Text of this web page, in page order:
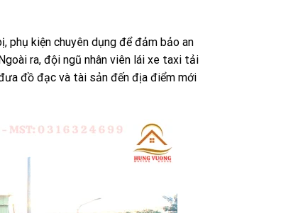
kiện chuyên dụng để đảm bảo an
ra, đội ngũ nhân viên lái xe taxi tải
đồ đạc và tài sản đến địa điểm mới